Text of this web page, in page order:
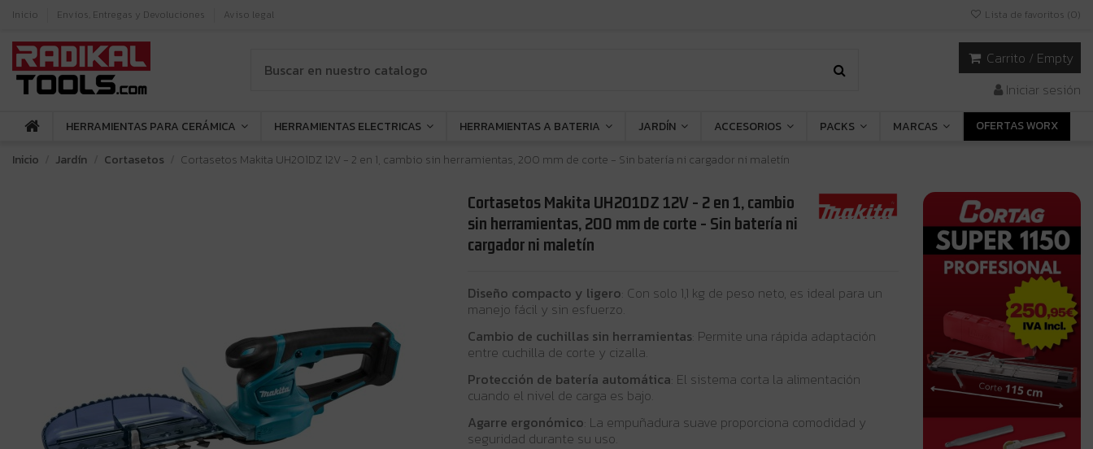
Inicio Envíos, Entregas y Devoluciones Aviso legal Lista de favoritos (0)
Carrito / Empty
Iniciar sesión
HERRAMIENTAS PARA CERÁMICA HERRAMIENTAS ELECTRICAS HERRAMIENTAS A BATERIA JARDÍN ACCESORIOS PACKS MARCAS
OFERTAS WORX
Inicio
Jardín Cortasetos Cortasetos Makita UH201DZ 12V - 2 en 1, cambio sin herramientas, 200 mm de corte - Sin batería ni cargador ni maletín
Cortasetos Makita UH201DZ 12V - 2 en 1, cambio
sin herramientas, 200 mm de corte - Sin batería ni
cargador ni maletín
Diseño compacto y ligero: Con solo 1,1 kg de peso neto, es ideal para un
manejo fácil y sin esfuerzo.
Cambio de cuchillas sin herramientas: Permite una rápida adaptación
entre cuchilla de corte y cizalla.
Protección de batería automática: El sistema corta la alimentación
cuando el nivel de carga es bajo.
Agarre ergonómico: La empuñadura suave proporciona comodidad y
seguridad durante su uso.